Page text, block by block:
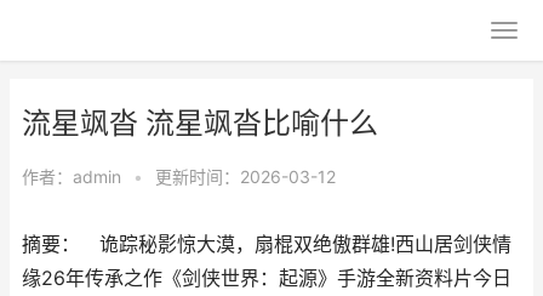
流星飒沓 流星飒沓比喻什么
作者： admin • 更新时间：2026-03-12
摘要： 诡踪秘影惊大漠，扇棍双绝傲群雄!西山居剑侠情
缘26年传承之作《剑侠世界：起源》手游全新资料片今日